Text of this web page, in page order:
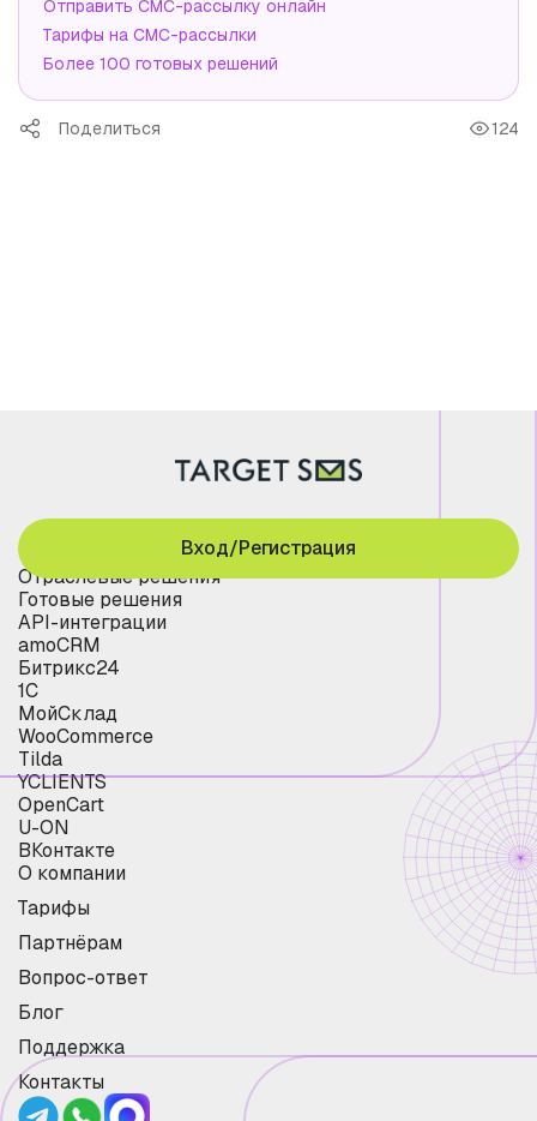
Отправить СМС-рассылку онлайн
Тарифы на СМС-рассылки
Более 100 готовых решений
Поделиться 124
Отраслевые решения
Готовые решения
API-интеграции
amoCRM
Битрикс24
1С
МойСклад
WooCommerce
Tilda
YCLIENTS
OpenCart
U-ON
ВКонтакте
О компании
Тарифы
Партнёрам
Вопрос-ответ
Блог
Поддержка
Контакты
Вход/Регистрация